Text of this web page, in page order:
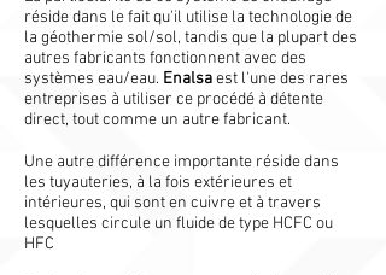
réside dans le fait qu'il utilise la technologie de
la géothermie sol/sol, tandis que la plupart des
autres fabricants fonctionnent avec des
systèmes eau/eau. Enalsaest l'une des rares
entreprises à utiliser ce procédé à détente
direct, tout comme un autre fabricant.
Une autre différence importante réside dans
les tuyauteries, à la fois extérieures et
intérieures, qui sont en cuivre et à travers
lesquelles circule un fluide de type HCFC ou
HFC